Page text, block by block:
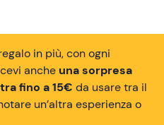
in più, con ogni
anche una sorpresa
fino a 15€ da usare tra il
un’altra esperienza o